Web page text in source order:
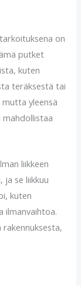
on
putket
kuten
teräksestä tai
mutta yleensä
liikkeen
ja se liikkuu
kuten
ilmanvaihtoa.